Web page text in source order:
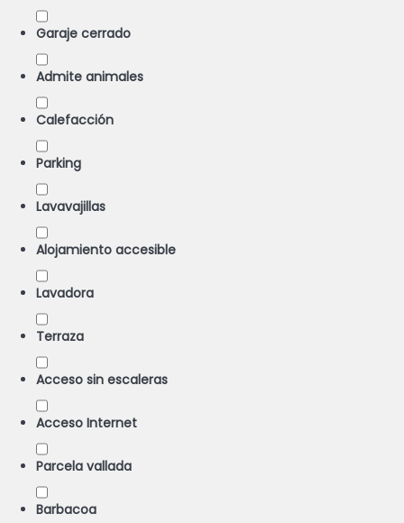
Garaje cerrado
Admite animales
Calefacción
Parking
Lavavajillas
Alojamiento accesible
Lavadora
Terraza
Acceso sin escaleras
Acceso Internet
Parcela vallada
Barbacoa